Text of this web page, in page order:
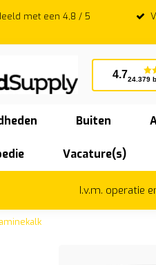
met een 4,8 / 5
4.724.379
Buiten
Vacature(s)
I.v.m. operatie